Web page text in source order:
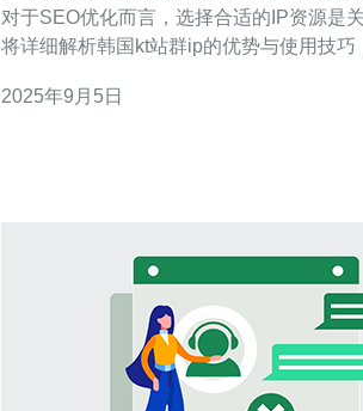
对于SEO优化而言，选择合适的IP资源是
将详细解析韩国kt站群ip的优势与使用技巧
定义 韩国kt站群ip是指由韩国电信公司KT
2025年9月5日